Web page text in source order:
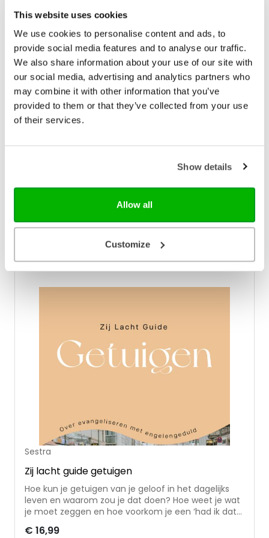
This website uses cookies
We use cookies to personalise content and ads, to
provide social media features and to analyse our traffic.
We also share information about your use of our site with
our social media, advertising and analytics partners who
may combine it with other information that you’ve
provided to them or that they’ve collected from your use
of their services.
Show details
Allow all
Customize
Hoe kom je erachter wat je roeping, je unieke taak
haar vele christenen. Het gevoel van ‘gewoon graag
op de juiste plek willen zitten’ liet haar niet los en in
mooie inzichten. Kwaliteiten, dromen, samenwerken
met God, de hulp van de Heilige Geest en leugens
die in de weg staan – het komt allemaal aan bod in
deze praktische guide! Mandy Wittekoek- den
Dekker schrijft al vijf jaar diepzinnige overdenkingen
Op voorraad
Sestra
Zij lacht guide getuigen
Hoe kun je getuigen van je geloof in het dagelijks
leven en waarom zou je dat doen? Hoe weet je wat
je moet zeggen en hoe voorkom je een ‘had ik dat
vrouwen bezighouden. In deze Zij Lacht Guide deelt
€ 16,99